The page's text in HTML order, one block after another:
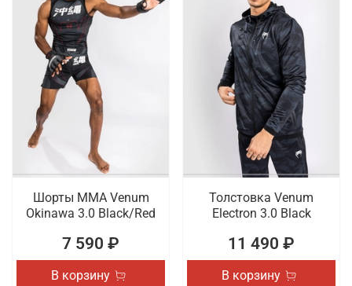
Шорты ММА Venum
Okinawa 3.0 Black/Red
7 590 ₽
В корзину
Толстовка Venum
Electron 3.0 Black
11 490 ₽
В корзину